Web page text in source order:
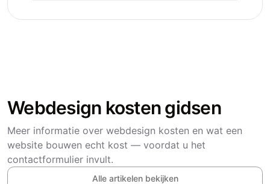
Webdesign kosten gidsen
Meer informatie over webdesign kosten en wat een
website bouwen echt kost — voordat u het
contactformulier invult.
Alle artikelen bekijken